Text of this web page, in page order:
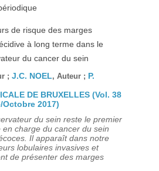
de risque des marges
à long terme dans le
du cancer du sein
; J.C. NOEL, Auteur ; P.
DE BRUXELLES (Vol. 38
Octobre 2017)
du sein reste le premier
charge du cancer du sein
Il apparaît dans notre
lobulaires invasives et
de présenter des marges